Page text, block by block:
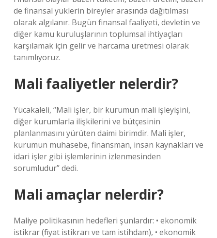
de finansal yüklerin bireyler arasında dağıtılması
olarak algılanır. Bugün finansal faaliyeti, devletin ve
diğer kamu kuruluşlarının toplumsal ihtiyaçları
karşılamak için gelir ve harcama üretmesi olarak
tanımlıyoruz.
Mali faaliyetler nelerdir?
Yücakaleli, “Mali işler, bir kurumun mali işleyişini,
diğer kurumlarla ilişkilerini ve bütçesinin
planlanmasını yürüten daimi birimdir. Mali işler,
kurumun muhasebe, finansman, insan kaynakları ve
idari işler gibi işlemlerinin izlenmesinden
sorumludur” dedi.
Mali amaçlar nelerdir?
Maliye politikasının hedefleri şunlardır: • ekonomik
istikrar (fiyat istikrarı ve tam istihdam), • ekonomik